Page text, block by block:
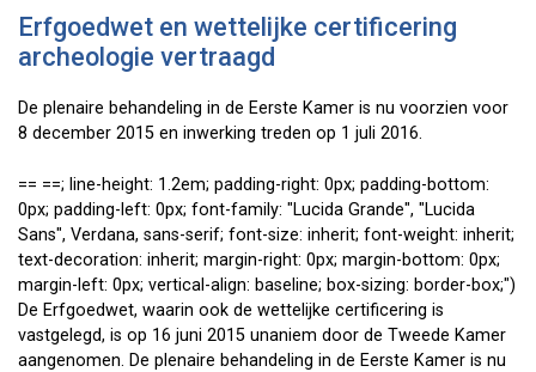
Erfgoedwet en wettelijke certificering
archeologie vertraagd
De plenaire behandeling in de Eerste Kamer is nu voorzien voor
8 december 2015 en inwerking treden op 1 juli 2016.
== ==; line-height: 1.2em; padding-right: 0px; padding-bottom:
0px; padding-left: 0px; font-family: "Lucida Grande", "Lucida
Sans", Verdana, sans-serif; font-size: inherit; font-weight: inherit;
text-decoration: inherit; margin-right: 0px; margin-bottom: 0px;
margin-left: 0px; vertical-align: baseline; box-sizing: border-box;")
De Erfgoedwet, waarin ook de wettelijke certificering is
vastgelegd, is op 16 juni 2015 unaniem door de Tweede Kamer
aangenomen. De plenaire behandeling in de Eerste Kamer is nu